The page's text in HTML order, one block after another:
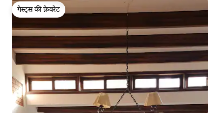
गेस्ट्स की फ़ेवरेट
गेस्ट्स की फ़ेवरेट